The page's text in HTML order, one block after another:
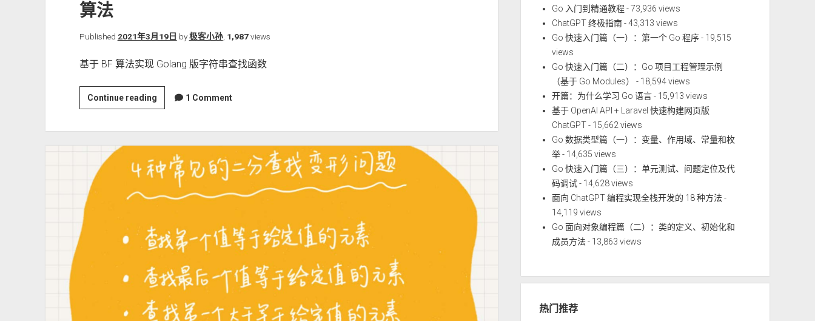
算法
Published 2021年3月19日 by极客小孙, 1,987views
基于 BF 算法实现 Golang 版字符串查找函数
Continue readingGo
数
和
法
（十
一）：
符
串
配
1 Comment
Go 入门到精通教程- 73,936 views
ChatGPT 终极指南- 43,313 views
Go 快速入门篇（一）：第一个 Go 程序- 19,515
views
Go 快速入门篇（二）：Go 项目工程管理示例
（基于 Go Modules）
- 18,594 views
开篇：为什么学习 Go 语言- 15,913 views
基于 OpenAI API + Laravel 快速构建网页版
ChatGPT- 15,662 views
Go 数据类型篇（一）：变量、作用域、常量和枚
举- 14,635 views
Go 快速入门篇（三）：单元测试、问题定位及代
码调试- 14,628 views
面向 ChatGPT 编程实现全栈开发的 18 种方法-
14,119 views
Go 面向对象编程篇（二）：类的定义、初始化和
成员方法- 13,863 views
热门推荐